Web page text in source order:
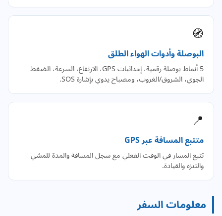
🧭
البوصلة وأدوات الهواء الطلق
5 أنماط بوصلة رقمية، إحداثيات GPS، الارتفاع، السرعة، الضغط
الجوي، الشروق/الغروب، ومصباح يدوي بإشارة SOS.
📍
متتبع المسافة عبر GPS
تتبع المسار في الوقت الفعلي مع سجل المسافة والمدة للمشي
والتنزه والقيادة.
معلومات السفر